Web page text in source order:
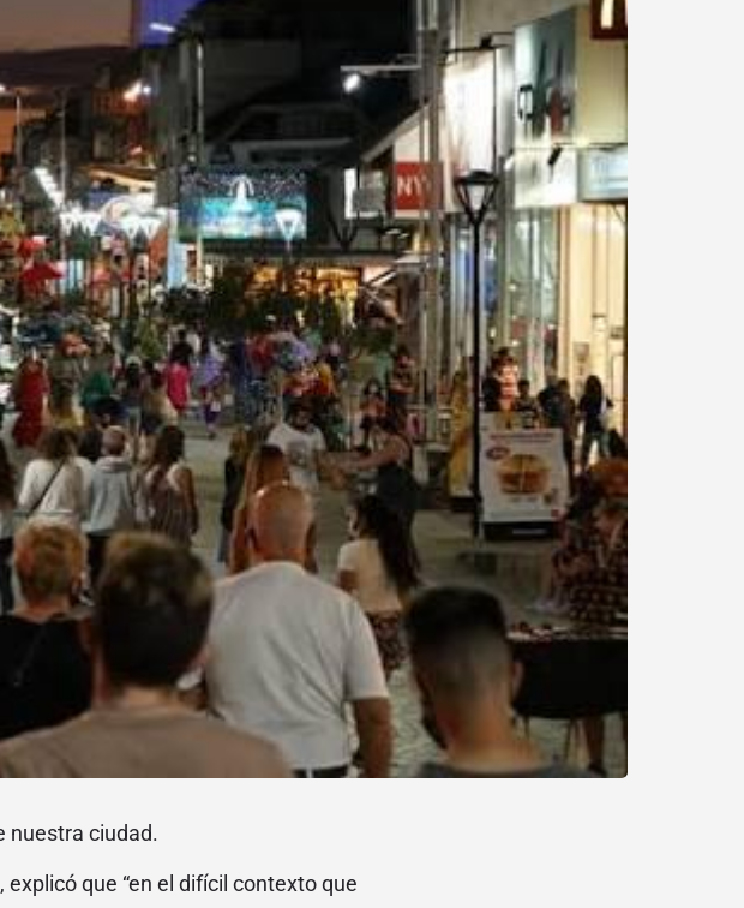
nuestra ciudad.
que “en el difícil contexto que